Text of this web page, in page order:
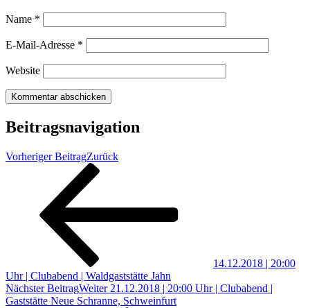
Name *
E-Mail-Adresse *
Website
Beitragsnavigation
Vorheriger BeitragZurück
14.12.2018 | 20:00
Uhr | Clubabend | Waldgaststätte Jahn
Nächster BeitragWeiter 21.12.2018 | 20:00 Uhr | Clubabend |
Gaststätte Neue Schranne, Schweinfurt